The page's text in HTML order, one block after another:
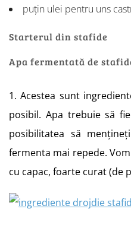
puțin ulei pentru uns
Starterul din stafide
Apa fermentată de
1. Acestea sunt
posibil. Apa trebuie să
posibilitatea să
fermenta mai repede.
cu capac, foarte curat (de